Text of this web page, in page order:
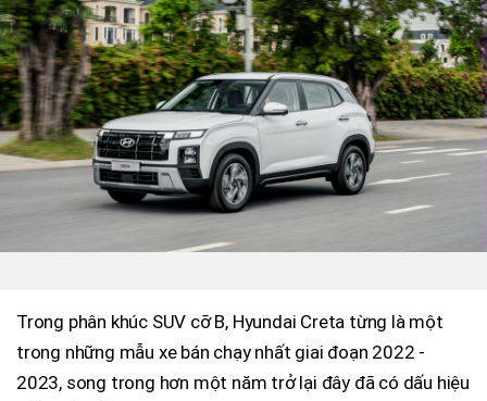
Trong phân khúc SUV cỡ B, Hyundai Creta từng là một
trong những mẫu xe bán chạy nhất giai đoạn 2022 -
2023, song trong hơn một năm trở lại đây đã có dấu hiệu